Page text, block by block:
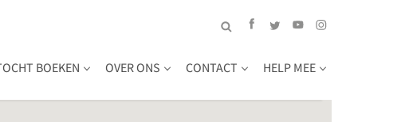
BOEKEN OVER ONS CONTACT HELP MEE